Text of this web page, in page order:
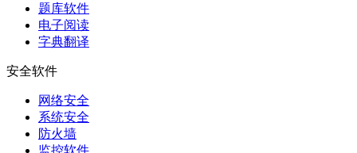
题库软件
电子阅读
字典翻译
安全软件
网络安全
系统安全
防火墙